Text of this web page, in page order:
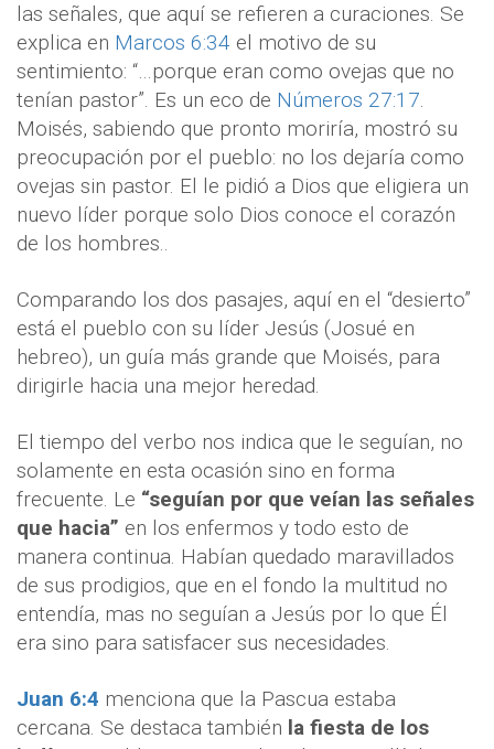
las señales, que aquí se refieren a curaciones. Se
explica en Marcos 6:34 el motivo de su
sentimiento: “…porque eran como ovejas que no
tenían pastor”. Es un eco de Números 27:17.
Moisés, sabiendo que pronto moriría, mostró su
preocupación por el pueblo: no los dejaría como
ovejas sin pastor. El le pidió a Dios que eligiera un
nuevo líder porque solo Dios conoce el corazón
de los hombres..
Comparando los dos pasajes, aquí en el “desierto”
está el pueblo con su líder Jesús (Josué en
hebreo), un guía más grande que Moisés, para
dirigirle hacia una mejor heredad.
El tiempo del verbo nos indica que le seguían, no
solamente en esta ocasión sino en forma
frecuente. Le “seguían por que veían las señales
que hacia” en los enfermos y todo esto de
manera continua. Habían quedado maravillados
de sus prodigios, que en el fondo la multitud no
entendía, mas no seguían a Jesús por lo que Él
era sino para satisfacer sus necesidades.
Juan 6:4 menciona que la Pascua estaba
cercana. Se destaca también la fiesta de los